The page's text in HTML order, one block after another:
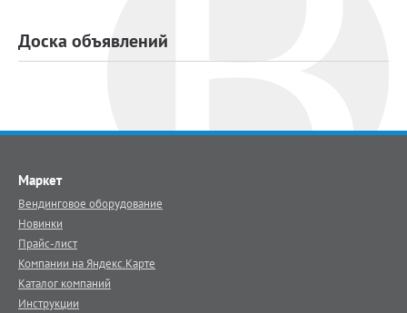
Доска объявлений
Маркет
Вендинговое оборудование
Новинки
Прайс-лист
Компании на Яндекс.Карте
Каталог компаний
Инструкции